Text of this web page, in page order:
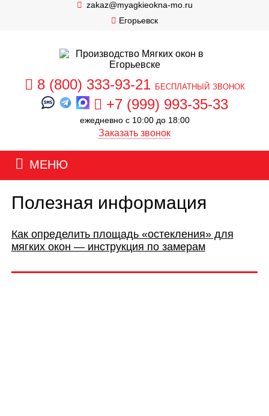
zakaz@myagkieokna-mo.ru
Егорьевск
8 (800) 333-93-21 бесплатный звонок
+7 (999) 993-35-33
ежедневно с 10:00 до 18:00
Заказать звонок
МЕНЮ
Полезная информация
Как определить площадь «остекления» для
мягких окон — инструкция по замерам